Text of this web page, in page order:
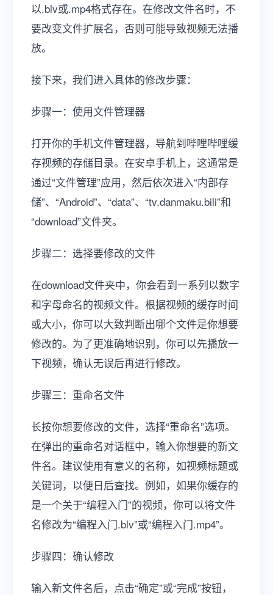
以.blv或.mp4格式存在。在修改文件名时，不
要改变文件扩展名，否则可能导致视频无法播
放。
接下来，我们进入具体的修改步骤：
步骤一：使用文件管理器
打开你的手机文件管理器，导航到哔哩哔哩缓
存视频的存储目录。在安卓手机上，这通常是
通过“文件管理”应用，然后依次进入“内部存
储”、“Android”、“data”、“tv.danmaku.bili”和
“download”文件夹。
步骤二：选择要修改的文件
在download文件夹中，你会看到一系列以数字
和字母命名的视频文件。根据视频的缓存时间
或大小，你可以大致判断出哪个文件是你想要
修改的。为了更准确地识别，你可以先播放一
下视频，确认无误后再进行修改。
步骤三：重命名文件
长按你想要修改的文件，选择“重命名”选项。
在弹出的重命名对话框中，输入你想要的新文
件名。建议使用有意义的名称，如视频标题或
关键词，以便日后查找。例如，如果你缓存的
是一个关于“编程入门”的视频，你可以将文件
名修改为“编程入门.blv”或“编程入门.mp4”。
步骤四：确认修改
输入新文件名后，点击“确定”或“完成”按钮，